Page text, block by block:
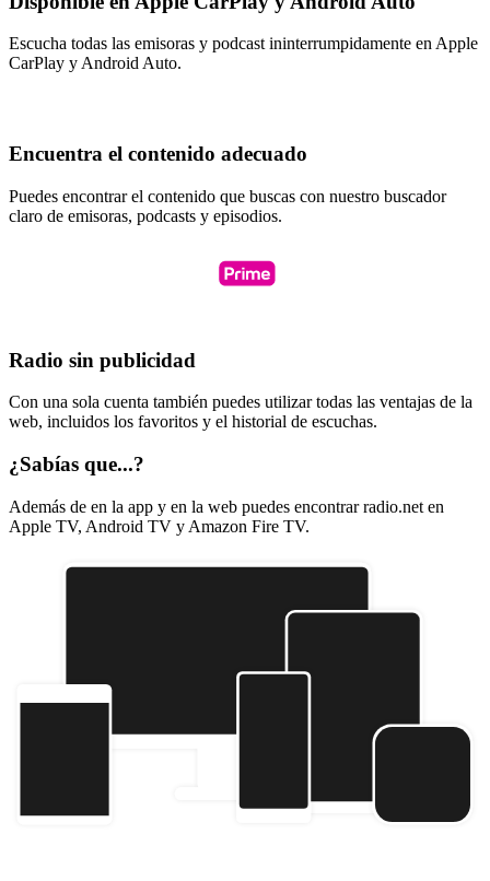
Escucha todas las emisoras y podcast ininterrumpidamente en Apple
CarPlay y Android Auto.
Encuentra el contenido adecuado
Puedes encontrar el contenido que buscas con nuestro buscador
claro de emisoras, podcasts y episodios.
Radio sin publicidad
Con una sola cuenta también puedes utilizar todas las ventajas de la
web, incluidos los favoritos y el historial de escuchas.
¿Sabías que...?
Además de en la app y en la web puedes encontrar radio.net en
Apple TV, Android TV y Amazon Fire TV.